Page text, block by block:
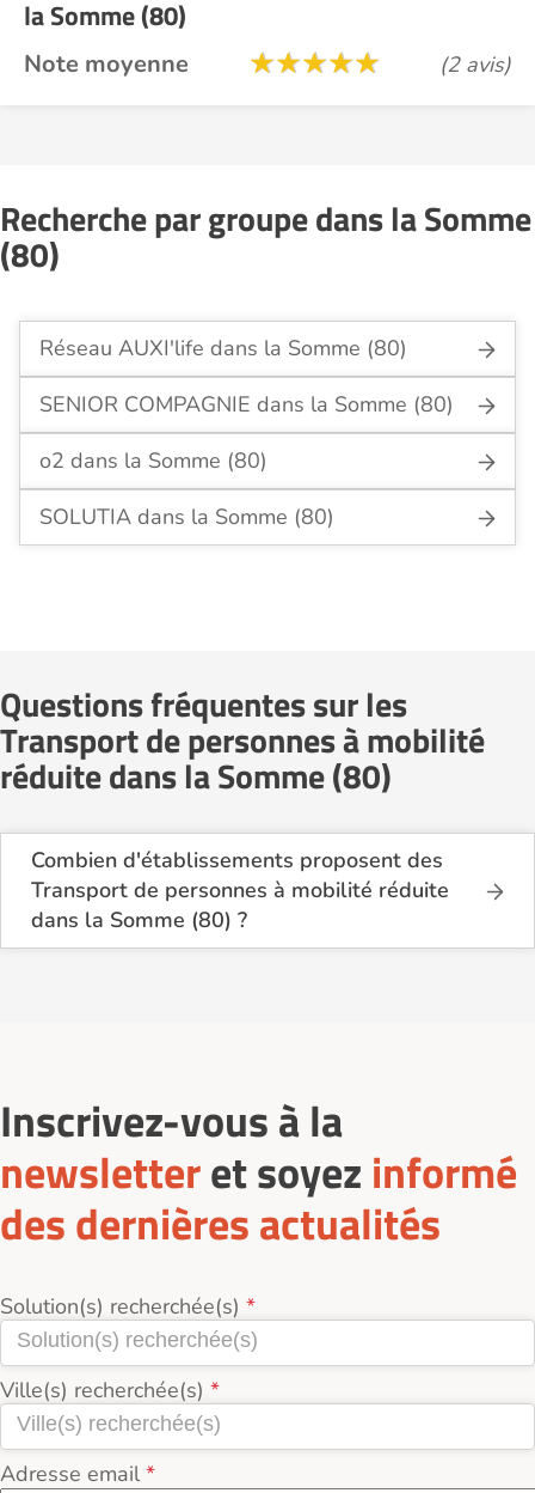
la Somme (80)
Note moyenne (2 avis)
Recherche par groupe dans la Somme
(80)
Réseau AUXI'life dans la Somme (80)
SENIOR COMPAGNIE dans la Somme (80)
o2 dans la Somme (80)
SOLUTIA dans la Somme (80)
Questions fréquentes sur les
Transport de personnes à mobilité
réduite dans la Somme (80)
Combien d'établissements proposent des
Transport de personnes à mobilité réduite
dans la Somme (80) ?
Sur le site Logement-seniors.com, on recense
Inscrivez-vous à la
newsletteret soyez informé
des dernières actualités
Solution(s) recherchée(s)
Ville(s) recherchée(s)
Adresse email